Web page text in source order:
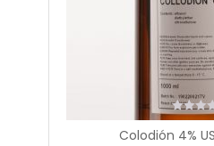
Colodión 4%
0
out